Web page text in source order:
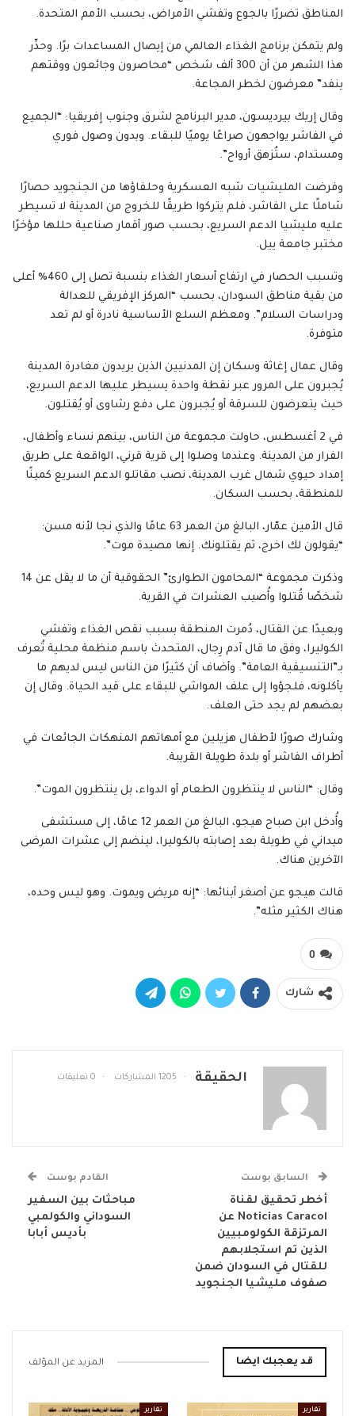
المناطق تضررًا بالجوع وتفشي الأمراض، بحسب الأمم المتحدة.
ولم يتمكن برنامج الغذاء العالمي من إيصال المساعدات برًا. وحذّر
هذا الشهر من أن 300 ألف شخص “محاصرون وجائعون ووقتهم
ينفد” معرضون لخطر المجاعة.
وقال إريك بيرديسون، مدير البرنامج لشرق وجنوب إفريقيا: “الجميع
في الفاشر يواجهون صراعًا يوميًا للبقاء. وبدون وصول فوري
ومستدام، ستُزهق أرواح”.
وفرضت المليشيات شبه العسكرية وحلفاؤها من الجنجويد حصارًا
شاملًا على الفاشر، فلم يتركوا طريقًا للخروج من المدينة لا تسيطر
عليه مليشيا الدعم السريع، بحسب صور أقمار صناعية حللها مؤخرًا
مختبر جامعة ييل.
وتسبب الحصار في ارتفاع أسعار الغذاء بنسبة تصل إلى 460% أعلى
من بقية مناطق السودان، بحسب “المركز الإفريقي للعدالة
ودراسات السلام”. ومعظم السلع الأساسية نادرة أو لم تعد
متوفرة.
وقال عمال إغاثة وسكان إن المدنيين الذين يريدون مغادرة المدينة
يُجبرون على المرور عبر نقطة واحدة يسيطر عليها الدعم السريع،
حيث يتعرضون للسرقة أو يُجبرون على دفع رشاوى أو يُقتلون.
في 2 أغسطس، حاولت مجموعة من الناس، بينهم نساء وأطفال،
الفرار من المدينة. وعندما وصلوا إلى قرية قرني، الواقعة على طريق
إمداد حيوي شمال غرب المدينة، نصب مقاتلو الدعم السريع كمينًا
للمنطقة، بحسب السكان.
قال الأمين عمّار، البالغ من العمر 63 عامًا والذي نجا لأنه مسن:
“يقولون لك اخرج، ثم يقتلونك. إنها مصيدة موت”.
وذكرت مجموعة “المحامون الطوارئ” الحقوقية أن ما لا يقل عن 14
شخصًا قُتلوا وأُصيب العشرات في القرية.
وبعيدًا عن القتال، دُمرت المنطقة بسبب نقص الغذاء وتفشي
الكوليرا، وفق ما قال آدم رِجال، المتحدث باسم منظمة محلية تُعرف
بـ”التنسيقية العامة”. وأضاف أن كثيرًا من الناس ليس لديهم ما
يأكلونه، فلجؤوا إلى علف المواشي للبقاء على قيد الحياة. وقال إن
بعضهم لم يجد حتى العلف.
وشارك صورًا لأطفال هزيلين مع أمهاتهم المنهكات الجائعات في
أطراف الفاشر أو بلدة طويلة القريبة.
وقال: “الناس لا ينتظرون الطعام أو الدواء، بل ينتظرون الموت”.
وأُدخل ابن صباح هيجو، البالغ من العمر 12 عامًا، إلى مستشفى
ميداني في طويلة بعد إصابته بالكوليرا، لينضم إلى عشرات المرضى
الآخرين هناك.
قالت هيجو عن أصغر أبنائها: “إنه مريض ويموت. وهو ليس وحده،
هناك الكثير مثله”.
0
شارك
الحقيقة 1205 المشاركات 0 تعليقات
السابق بوست
أخطر تحقيق لقناة
Noticias Caracol عن
المرتزقة الكولومبيين
الذين تم استجلابهم
للقتال في السودان ضمن
صفوف مليشيا الجنجويد
القادم بوست
مباحثات بين السفير
السوداني والكولمبي
بأديس أبابا
قد يعجبك ايضا المزيد عن المؤلف
تقارير تقارير